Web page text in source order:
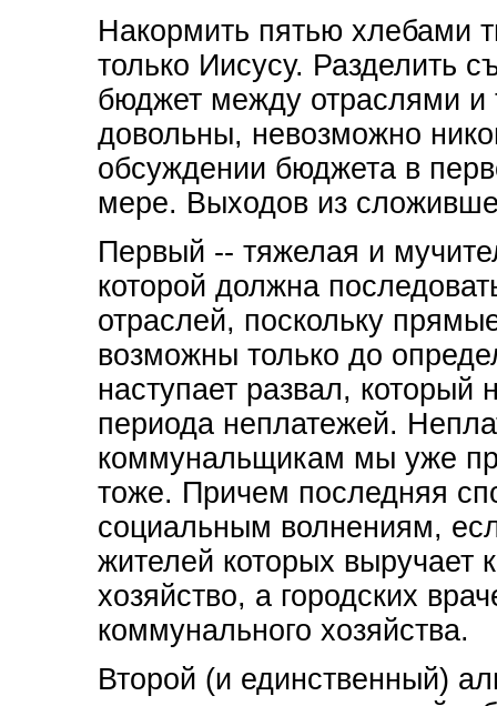
Накормить пятью хлебами
только Иисусу. Разделить
бюджет между отраслями и
довольны, невозможно
обсуждении бюджета в
мере. Выходов из
Первый -- тяжелая и
которой должна
отраслей, поскольку
возможны только до
наступает развал, который
периода неплатежей.
коммунальщикам мы уже
тоже. Причем последняя
социальным волнениям,
жителей которых выручает
хозяйство, а городских
коммунального хозяйства.
Второй (и единственный)